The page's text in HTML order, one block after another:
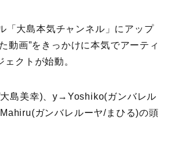
「大島本気チャンネル」にアップ
動画”をきっかけに本気でアーティ
ェクトが始動。
島美幸)、y→Yoshiko(ガンバレル
ガンバレルーヤ/まひる)の頭